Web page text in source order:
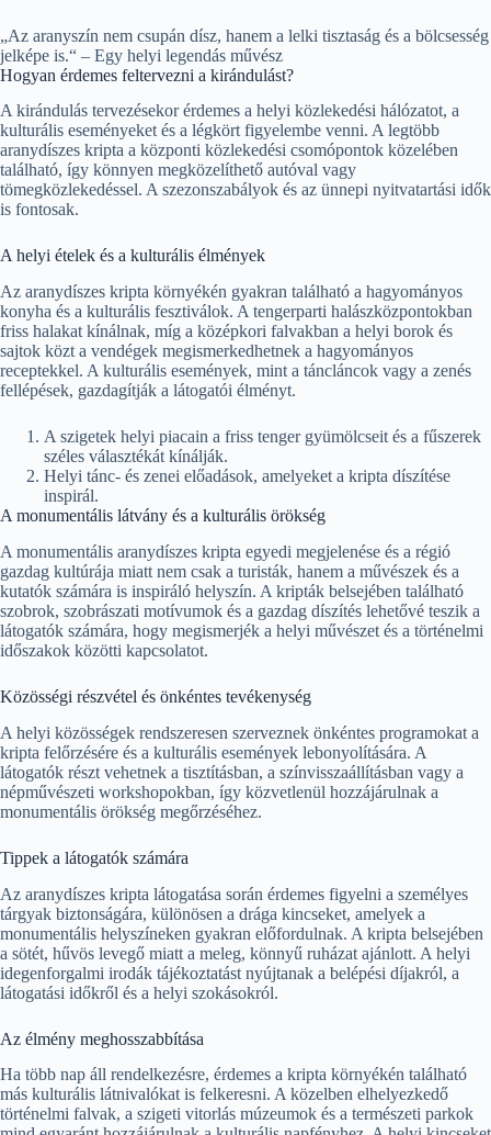
„Az aranyszín nem csupán dísz, hanem a lelki tisztaság és a bölcsesség
jelképe is.“ – Egy helyi legendás művész
Hogyan érdemes feltervezni a kirándulást?
A kirándulás tervezésekor érdemes a helyi közlekedési hálózatot, a
kulturális eseményeket és a légkört figyelembe venni. A legtöbb
aranydíszes kripta a központi közlekedési csomópontok közelében
található, így könnyen megközelíthető autóval vagy
tömegközlekedéssel. A szezonszabályok és az ünnepi nyitvatartási idők
is fontosak.
A helyi ételek és a kulturális élmények
Az aranydíszes kripta környékén gyakran található a hagyományos
konyha és a kulturális fesztiválok. A tengerparti halászközpontokban
friss halakat kínálnak, míg a középkori falvakban a helyi borok és
sajtok közt a vendégek megismerkedhetnek a hagyományos
receptekkel. A kulturális események, mint a táncláncok vagy a zenés
fellépések, gazdagítják a látogatói élményt.
A szigetek helyi piacain a friss tenger gyümölcseit és a fűszerek
széles választékát kínálják.
Helyi tánc- és zenei előadások, amelyeket a kripta díszítése
inspirál.
A monumentális látvány és a kulturális örökség
A monumentális aranydíszes kripta egyedi megjelenése és a régió
gazdag kultúrája miatt nem csak a turisták, hanem a művészek és a
kutatók számára is inspiráló helyszín. A kripták belsejében található
szobrok, szobrászati motívumok és a gazdag díszítés lehetővé teszik a
látogatók számára, hogy megismerjék a helyi művészet és a történelmi
időszakok közötti kapcsolatot.
Közösségi részvétel és önkéntes tevékenység
A helyi közösségek rendszeresen szerveznek önkéntes programokat a
kripta felőrzésére és a kulturális események lebonyolítására. A
látogatók részt vehetnek a tisztításban, a színvisszaállításban vagy a
népművészeti workshopokban, így közvetlenül hozzájárulnak a
monumentális örökség megőrzéséhez.
Tippek a látogatók számára
Az aranydíszes kripta látogatása során érdemes figyelni a személyes
tárgyak biztonságára, különösen a drága kincseket, amelyek a
monumentális helyszíneken gyakran előfordulnak. A kripta belsejében
a sötét, hűvös levegő miatt a meleg, könnyű ruházat ajánlott. A helyi
idegenforgalmi irodák tájékoztatást nyújtanak a belépési díjakról, a
látogatási időkről és a helyi szokásokról.
Az élmény meghosszabbítása
Ha több nap áll rendelkezésre, érdemes a kripta környékén található
más kulturális látnivalókat is felkeresni. A közelben elhelyezkedő
történelmi falvak, a szigeti vitorlás múzeumok és a természeti parkok